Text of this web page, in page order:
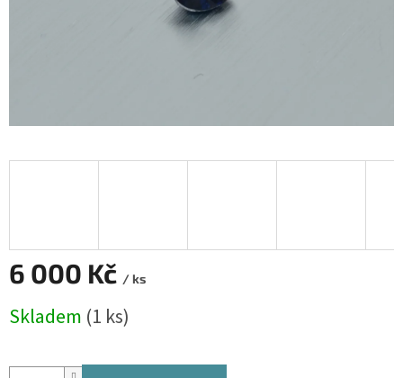
6 000 Kč / ks
cena:
Skladem (1 ks)